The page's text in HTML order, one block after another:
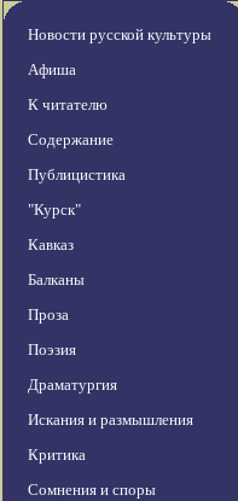
Новости русской культуры
Афиша
К читателю
Содержание
Публицистика
"Курск"
Кавказ
Балканы
Проза
Поэзия
Драматургия
Искания и размышления
Критика
Сомнения и споры